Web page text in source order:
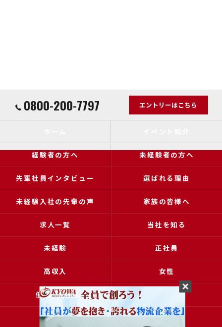
0800-200-7797 エントリーはこちら
経験者の方へ 未経験者の方へ
先輩社員インタビュー 選ばれる理由
未経験入社の先輩の声 家族の皆様へ
求人一覧 当社を知る
未経験 正社員
高収入 女性
働きやすい アクセス
ブログ コラム